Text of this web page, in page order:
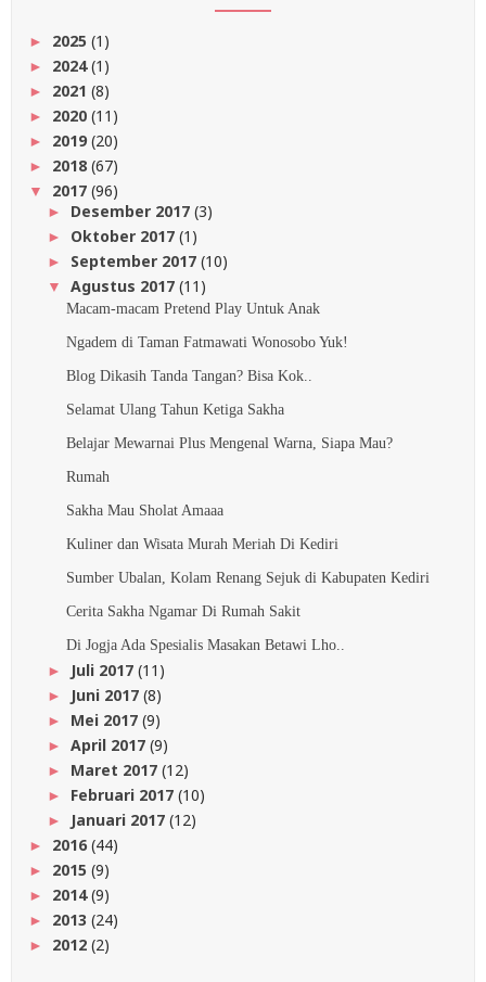
► 2025 (1)
► 2024(1)
► 2021 (8)
► 2020 (11)
► 2019(20)
► 2018 (67)
▼ 2017 (96)
► Desember 2017 (3)
► Oktober 2017 (1)
► September 2017 (10)
▼ Agustus 2017 (11)
Macam-macam Pretend Play Untuk Anak
Ngadem di Taman Fatmawati Wonosobo Yuk!
Blog Dikasih Tanda Tangan? Bisa Kok..
Selamat Ulang Tahun Ketiga Sakha
Belajar Mewarnai Plus Mengenal Warna, Siapa Mau?
Rumah
Sakha Mau Sholat Amaaa
Kuliner dan Wisata Murah Meriah Di Kediri
Sumber Ubalan, Kolam Renang Sejuk di Kabupaten Kediri
Cerita Sakha Ngamar Di Rumah Sakit
Di Jogja Ada Spesialis Masakan Betawi Lho..
► Juli 2017 (11)
► Juni 2017 (8)
► Mei 2017 (9)
► April 2017 (9)
► Maret 2017 (12)
► Februari 2017 (10)
► Januari 2017 (12)
► 2016(44)
► 2015 (9)
► 2014(9)
► 2013 (24)
► 2012 (2)